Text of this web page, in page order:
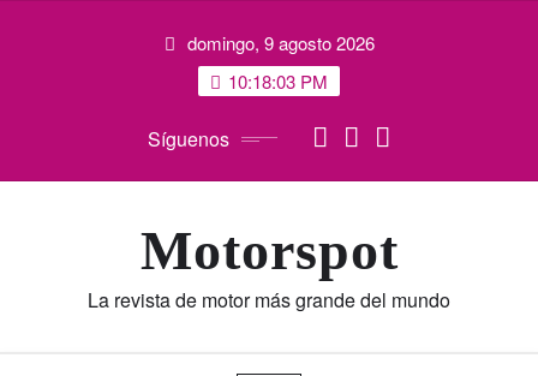
domingo, 9 agosto 2026
10:18:04 PM
Síguenos
Motorspot
La revista de motor más grande del mundo